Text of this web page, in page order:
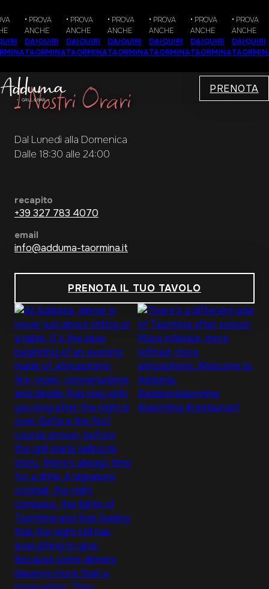
• PROVA
ANCHE
DAIQUIRI
TAORMINA
• PROVA
ANCHE
DAIQUIRI
TAORMINA
• PROVA
ANCHE
DAIQUIRI
TAORMINA
• PROVA
ANCHE
DAIQUIRI
TAORMINA
• PROVA
ANCHE
DAIQUIRI
TAORMINA
• PROVA
ANCHE
DAIQUIRI
TAORMINA
PRENOTA
I Nostri Orari
Dal Lunedì alla Domenica
Dalle 18:30 alle 24:00
recapito
+39 327 783 4070
email
info@adduma-taormina.it
PRENOTA IL TUO TAVOLO